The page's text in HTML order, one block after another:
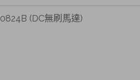
(DC無刷馬達)